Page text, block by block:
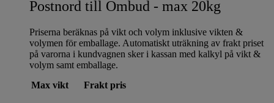
Postnord till Ombud - max 20kg
Priserna beräknas på vikt och volym inklusive vikten &
volymen för emballage. Automatiskt uträkning av frakt priset
på varorna i kundvagnen sker i kassan med kalkyl på vikt &
volym samt emballage.
Max vikt
Frakt pris